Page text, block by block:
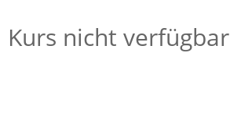
Kurs nicht verfügbar